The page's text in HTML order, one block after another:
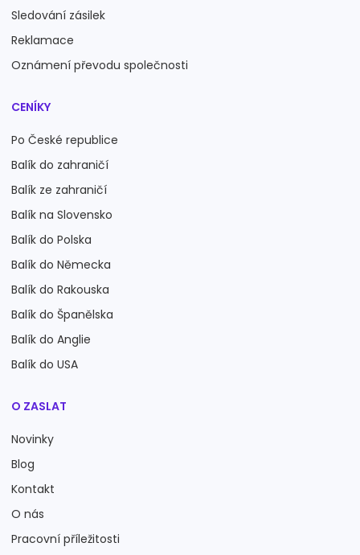
Sledování zásilek
Reklamace
Oznámení převodu společnosti
CENÍKY
Po České republice
Balík do zahraničí
Balík ze zahraničí
Balík na Slovensko
Balík do Polska
Balík do Německa
Balík do Rakouska
Balík do Španělska
Balík do Anglie
Balík do USA
O ZASLAT
Novinky
Blog
Kontakt
O nás
Pracovní příležitosti